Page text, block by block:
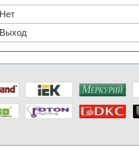
Нет
Выход